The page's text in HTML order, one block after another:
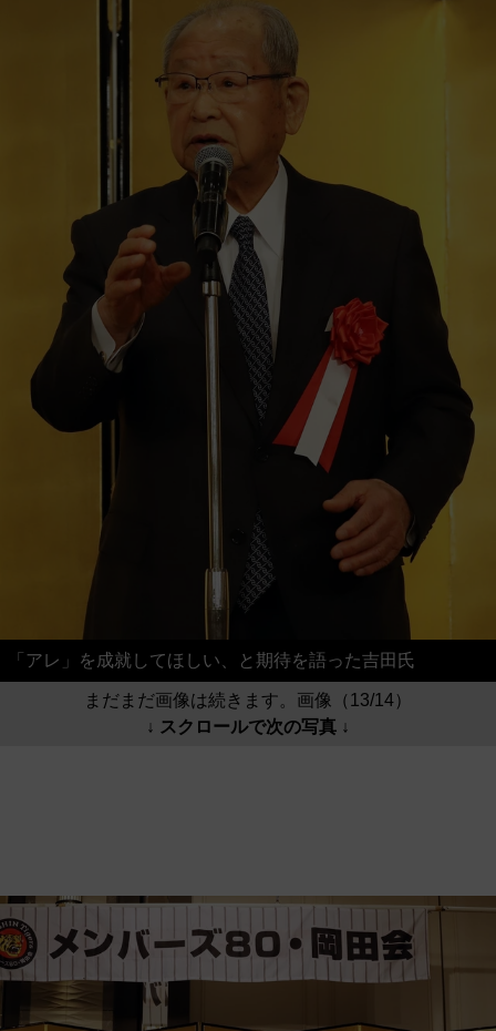
「アレ」を成就してほしい、と期待を語った吉田氏
まだまだ画像は続きます。画像（13/14）
↓ スクロールで次の写真 ↓